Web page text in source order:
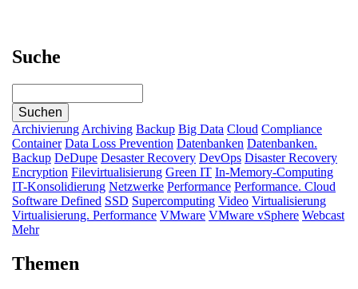
Suche
Archivierung Archiving Backup Big Data Cloud Compliance
Container Data Loss Prevention Datenbanken Datenbanken.
Backup DeDupe Desaster Recovery DevOps Disaster Recovery
Encryption Filevirtualisierung Green IT In-Memory-Computing
IT-Konsolidierung Netzwerke Performance Performance. Cloud
Software Defined SSD Supercomputing Video Virtualisierung
Virtualisierung. Performance VMware VMware vSphere Webcast
Mehr
Themen